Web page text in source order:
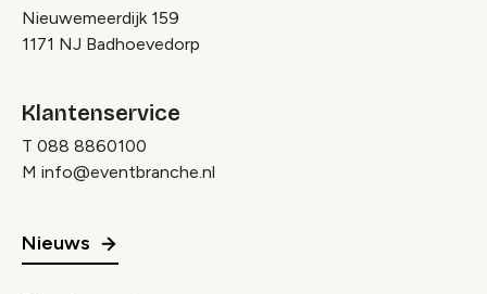
Nieuwemeerdijk 159
1171 NJ Badhoevedorp
Klantenservice
T 088 8860100
M info@eventbranche.nl
Nieuws